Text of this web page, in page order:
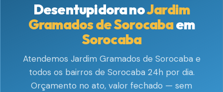
Desentupidora noJardim
Gramados de Sorocabaem
Sorocaba
Atendemos Jardim Gramados de Sorocaba e
todos os bairros de Sorocaba 24h por dia.
Orçamento no ato, valor fechado — sem